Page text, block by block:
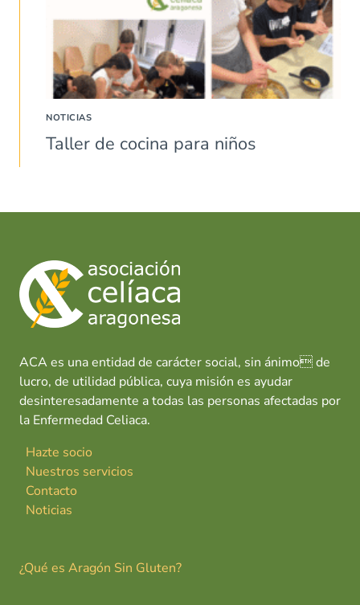
NOTICIAS
Taller de cocina para niños
ACA es una entidad de carácter social, sin ánimo de
lucro, de utilidad pública, cuya misión es ayudar
desinteresadamente a todas las personas afectadas por
la Enfermedad Celiaca.
Hazte socio
Nuestros servicios
Contacto
Noticias
¿Qué es Aragón Sin Gluten?